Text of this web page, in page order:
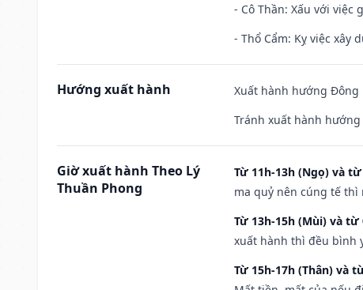
- Cô Thần: Xấu với việc
- Thổ Cẩm: Kỵ việc xây
Hướng xuất hành
Xuất hành hướng Đông
Tránh xuất hành hướng
Giờ xuất hành Theo Lý
Thuần Phong
Từ 11h-13h (Ngọ) và
ma quỷ nên cúng tế thì
Từ 13h-15h (Mùi) và từ
xuất hành thì đều bình
Từ 15h-17h (Thân) và